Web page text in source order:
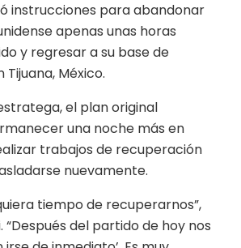
instrucciones para abandonar
apenas unas horas
y regresar a su base de
México.
el plan original
una noche más en
trabajos de recuperación
nuevamente.
tiempo de recuperarnos”,
del partido de hoy nos